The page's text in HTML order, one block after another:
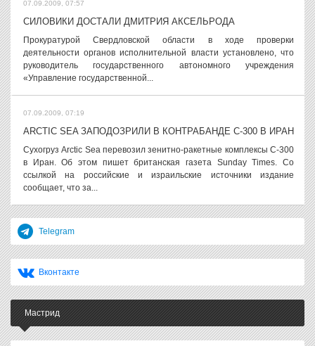
07.09.2009, 07:57
СИЛОВИКИ ДОСТАЛИ ДМИТРИЯ АКСЕЛЬРОДА
Прокуратурой Свердловской области в ходе проверки
деятельности органов исполнительной власти установлено, что
руководитель государственного автономного учреждения
«Управление государственной...
07.09.2009, 07:19
ARCTIC SEA ЗАПОДОЗРИЛИ В КОНТРАБАНДЕ С-300 В ИРАН
Сухогруз Arctic Sea перевозил зенитно-ракетные комплексы С-300
в Иран. Об этом пишет британская газета Sunday Times. Со
ссылкой на российские и израильские источники издание
сообщает, что за...
Telegram
Вконтакте
Мастрид